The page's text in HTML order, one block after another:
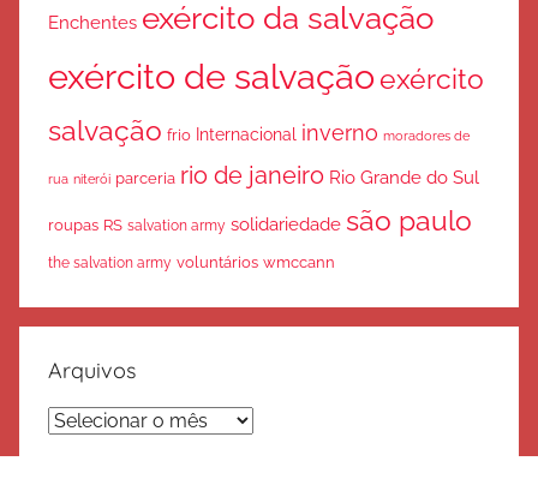
Enchentes exército da salvação
exército de salvaçãoexército
salvação frio Internacional inverno moradores de
rua niterói parceria rio de janeiro Rio Grande do Sul
roupas RS salvation army solidariedade são paulo
the salvation army voluntários wmccann
Arquivos
Arquivos